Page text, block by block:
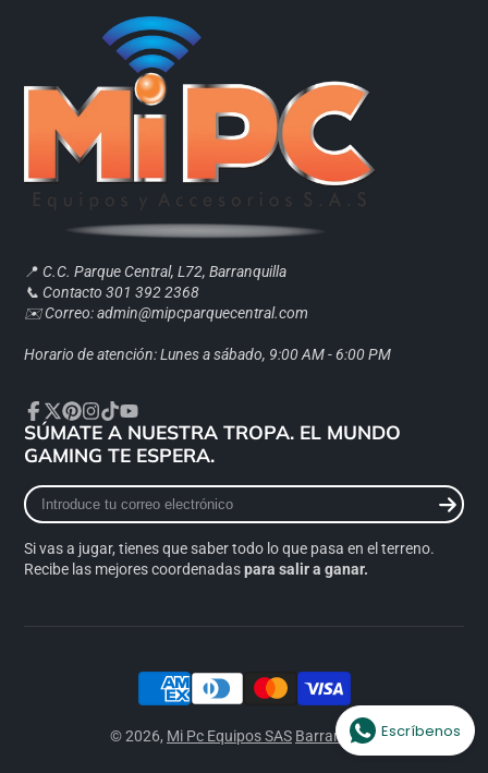
📍 C.C. Parque Central, L72, Barranquilla
📞 Contacto 301 392 2368
✉️ Correo: admin@mipcparquecentral.com
Horario de atención: Lunes a sábado, 9:00 AM - 6:00 PM
Facebook
Twitter
Pinterest
Instagram
TikTok
YouTube
SÚMATE A NUESTRA TROPA. EL MUNDO
GAMING TE ESPERA.
Introduce
tu
electrónico
Si vas a jugar, tienes que saber todo lo que pasa en el terreno.
Recibe las mejores coordenadaspara salir a ganar.
© 2026, Mi Pc Equipos SAS Barranquilla Escríbenos